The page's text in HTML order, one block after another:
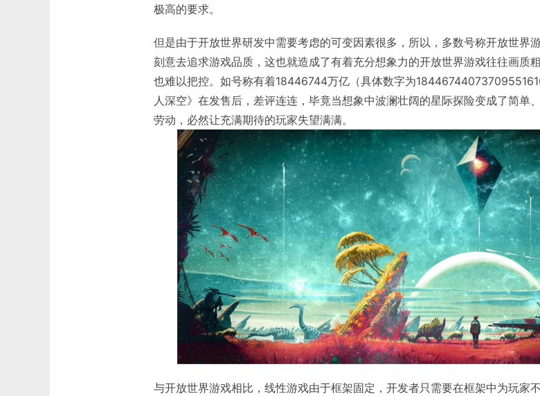
极高的要求。
但是由于开放世界研发中需要考虑的可变因素很多，所以，多数号称开放世界
刻意去追求游戏品质，这也就造成了有着充分想象力的开放世界游戏往往画质
也难以把控。如号称有着18446744万亿（具体数字为
人深空》在发售后，差评连连，毕竟当想象中波澜壮阔的星际探险变成了简单
劳动，必然让充满期待的玩家失望满满。
与开放世界游戏相比，线性游戏由于框架固定，开发者只需要在框架中为玩家